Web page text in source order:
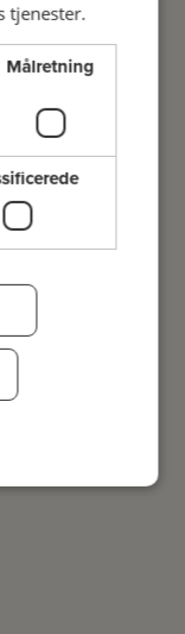
tjenester.
Målretning